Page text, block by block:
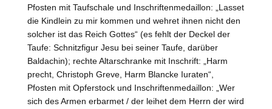
Pfosten mit Taufschale und Inschriftenmedaillon: „Lasset
die Kindlein zu mir kommen und wehret ihnen nicht den
solcher ist das Reich Gottes“ (es fehlt der Deckel der
Taufe: Schnitzfigur Jesu bei seiner Taufe, darüber
Baldachin); rechte Altarschranke mit Inschrift: „Harm
precht, Christoph Greve, Harm Blancke Iuraten“,
Pfosten mit Opferstock und Inschriftenmedaillon: „Wer
sich des Armen erbarmet / der leihet dem Herrn der wird